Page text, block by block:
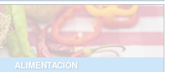
ALIMENTACIÓN